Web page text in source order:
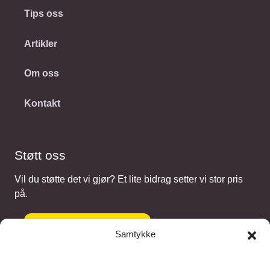
Samtykke
Tips oss
Artikler
Om oss
Kontakt
Støtt oss
Vil du støtte det vi gjør? Et lite bidrag setter vi stor pris
på.
Gi et bidrag